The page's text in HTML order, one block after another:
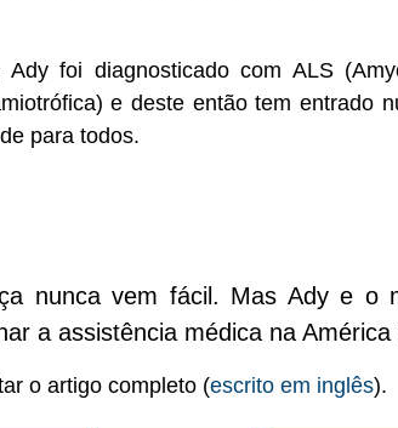
foi diagnosticado com ALS
e deste então tem entrado
para todos.
nunca vem fácil. Mas Ady e o
a assistência médica na
o artigo completo (escrito em inglês).